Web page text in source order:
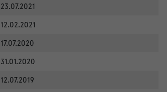
23.07.2021
12.02.2021
17.07.2020
31.01.2020
12.07.2019